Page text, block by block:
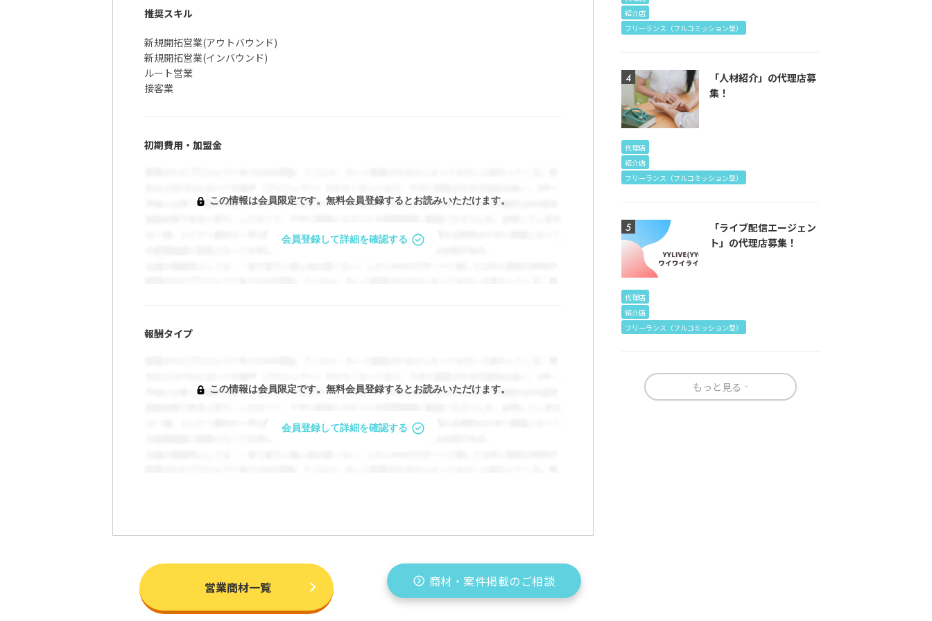
推奨スキル
新規開拓営業(アウトバウンド)
新規開拓営業(インバウンド)
ルート営業
接客業
初期費用・加盟金
この情報は会員限定です。 無料会員登録するとお読みいただけます。
会員登録して詳細を確認する
報酬タイプ
この情報は会員限定です。 無料会員登録するとお読みいただけます。
会員登録して詳細を確認する
紹介店
フリーランス（フルコミッション型）
「人材紹介」の代理店募
集！
代理店
紹介店
フリーランス（フルコミッション型）
「ライブ配信エージェン
ト」の代理店募集！
代理店
紹介店
フリーランス（フルコミッション型）
もっと見る
営業商材一覧 商材・案件掲載のご相談